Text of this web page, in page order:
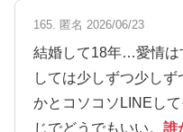
165. 匿名 2026/06/23
結婚して18年…愛情は
しては少しずつ少し
かとコソコソLINEし
じでどうでもいい。 誰